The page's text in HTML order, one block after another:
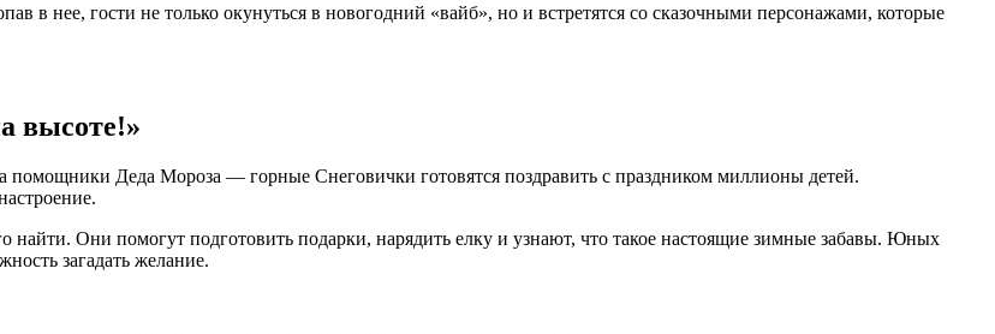
в нее, гости не только окунуться в новогодний «вайб», но и встретятся со сказочными персонажами, которые
высоте!»
помощники Деда Мороза — горные Снеговички готовятся поздравить с праздником миллионы детей.
Они помогут подготовить подарки, нарядить елку и узнают, что такое настоящие зимные забавы. Юных
загадать желание.